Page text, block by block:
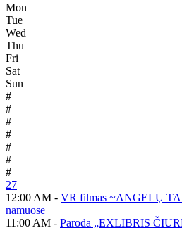
Mon
Tue
Wed
Thu
Fri
Sat
Sun
#
#
#
#
#
#
#
27
12:00 AM - VR filmas ~ANGELŲ
namuose
11:00 AM - Paroda „EXLIBRIS